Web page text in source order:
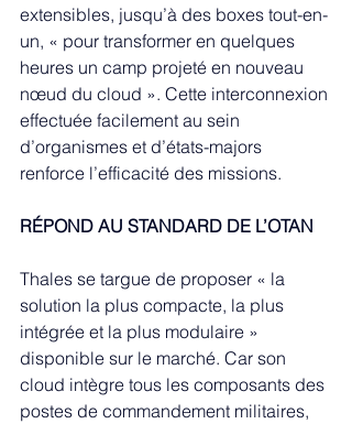
extensibles, jusqu’à des boxes tout-en-
un, « pour transformer en quelques
heures un camp projeté en nouveau
nœud du cloud ». Cette interconnexion
effectuée facilement au sein
d’organismes et d’états-majors
renforce l’efficacité des missions.
RÉPOND AU STANDARD DE L’OTAN
Thales se targue de proposer « la
solution la plus compacte, la plus
intégrée et la plus modulaire »
disponible sur le marché. Car son
cloud intègre tous les composants des
postes de commandement militaires,